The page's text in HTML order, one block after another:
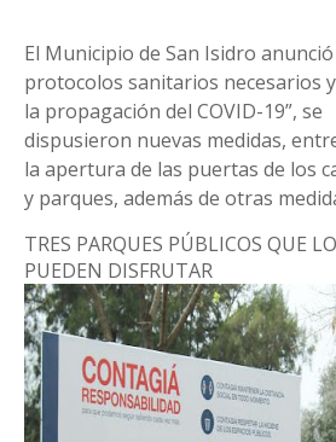
El Municipio de San Isidro
protocolos sanitarios necesarios
la propagación del COVID-19”, se
dispusieron nuevas medidas,
la apertura de las puertas de los
y parques, además de otras
TRES PARQUES PÚBLICOS QUE
PUEDEN DISFRUTAR